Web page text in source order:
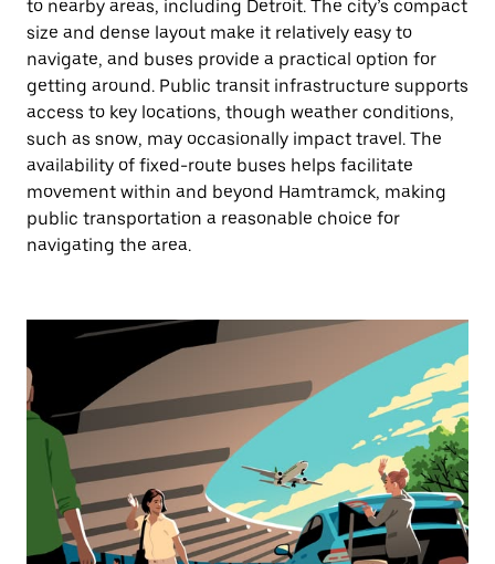
to nearby areas, including Detroit. The city’s compact
size and dense layout make it relatively easy to
navigate, and buses provide a practical option for
getting around. Public transit infrastructure supports
access to key locations, though weather conditions,
such as snow, may occasionally impact travel. The
availability of fixed-route buses helps facilitate
movement within and beyond Hamtramck, making
public transportation a reasonable choice for
navigating the area.